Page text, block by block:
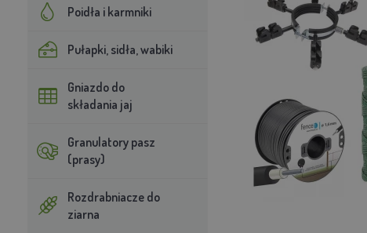
Poidła i karmniki
Pułapki, sidła, wabiki
Gniazdo do
składania jaj
Granulatory pasz
(prasy)
Rozdrabniacze do
ziarna